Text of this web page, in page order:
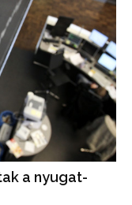
a nyugat-